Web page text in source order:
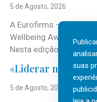
5 de Agosto, 2026
A Eurofirms – People
Wellbeing Awards,
Nesta edição, a
«Liderar não é
5 de Agosto, 2026
suas